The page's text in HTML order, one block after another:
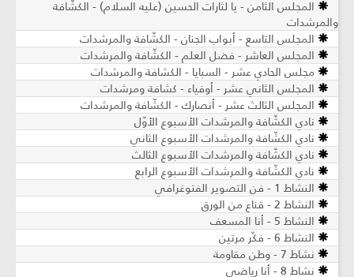
المجلس الثامن - يا لثارات الحسين (عليه السلام) - الكشّافة
والمرشدات
المجلس التاسع - أبواب الجنان - الكشّافة والمرشدات
المجلس العاشر - فضل العلم - الكشّافة والمرشدات
مجلس الحادي عشر - السبايا - الكشافة والمرشدات
المجلس الثاني عشر - أوفياء - كشافة ومرشدات
المجلس الثالث عشر - أنصارك - الكشّافة والمرشدات
نادي الكشّافة والمرشدات الأسبوع الأوّل
نادي الكشّافة والمرشدات الأسبوع الثاني
نادي الكشّافة والمرشدات الأسبوع الثالث
نادي الكشّافة والمرشدات الأسبوع الرابع
النشاط 1 - فن التصوير الفتوغرافي
النشاط 2 - قناع من الورق
النشاط 5 - أنا المسعف
النشاط 6 - فكّر مرتين
نشاط 7 - وطن مقاومة
نشاط 8 - أنا رياضي